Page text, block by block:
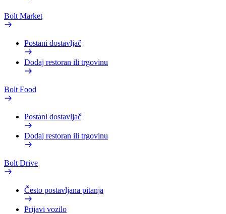
Bolt Market
Postani dostavljač
Dodaj restoran ili trgovinu
Bolt Food
Postani dostavljač
Dodaj restoran ili trgovinu
Bolt Drive
Često postavljana pitanja
Prijavi vozilo